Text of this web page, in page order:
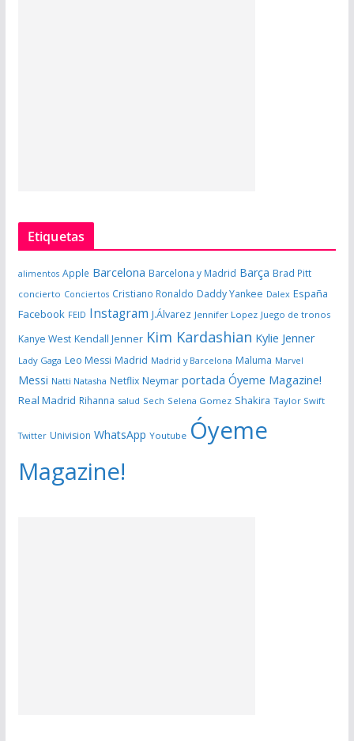
Etiquetas
alimentos Apple Barcelona Barcelona y Madrid Barça Brad Pitt
concierto Conciertos Cristiano Ronaldo Daddy Yankee Dalex España
Facebook FEID Instagram J.Álvarez Jennifer Lopez Juego de tronos
Kanye West Kendall Jenner Kim Kardashian Kylie Jenner
Lady Gaga Leo Messi Madrid Madrid y Barcelona Maluma Marvel
Messi Natti Natasha Netflix Neymar portada Óyeme Magazine!
Real Madrid Rihanna salud Sech Selena Gomez Shakira Taylor Swift
Twitter Univision WhatsApp Youtube Óyeme
Magazine!